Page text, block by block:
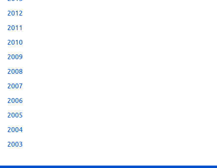
2012
2011
2010
2009
2008
2007
2006
2005
2004
2003